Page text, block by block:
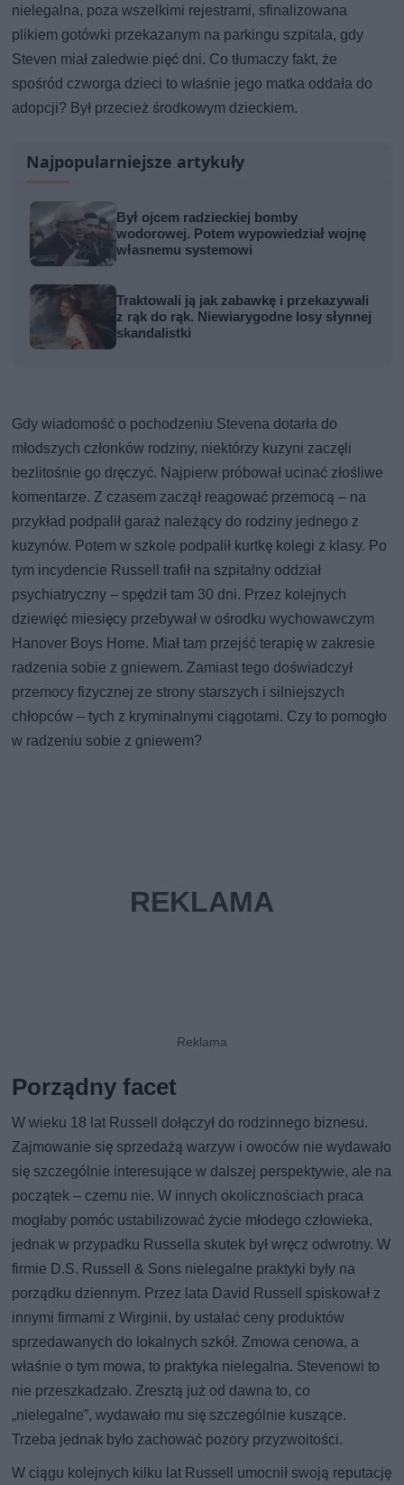
nielegalna, poza wszelkimi rejestrami, sfinalizowana
plikiem gotówki przekazanym na parkingu szpitala, gdy
Steven miał zaledwie pięć dni. Co tłumaczy fakt, że
spośród czworga dzieci to właśnie jego matka oddała do
adopcji? Był przecież środkowym dzieckiem.
Najpopularniejsze artykuły
Był ojcem radzieckiej bomby
wodorowej. Potem wypowiedział wojnę
własnemu systemowi
Traktowali ją jak zabawkę i przekazywali
z rąk do rąk. Niewiarygodne losy słynnej
skandalistki
Gdy wiadomość o pochodzeniu Stevena dotarła do
młodszych członków rodziny, niektórzy kuzyni zaczęli
bezlitośnie go dręczyć. Najpierw próbował ucinać złośliwe
komentarze. Z czasem zaczął reagować przemocą – na
przykład podpalił garaż należący do rodziny jednego z
kuzynów. Potem w szkole podpalił kurtkę kolegi z klasy. Po
tym incydencie Russell trafił na szpitalny oddział
psychiatryczny – spędził tam 30 dni. Przez kolejnych
dziewięć miesięcy przebywał w ośrodku wychowawczym
Hanover Boys Home. Miał tam przejść terapię w zakresie
radzenia sobie z gniewem. Zamiast tego doświadczył
przemocy fizycznej ze strony starszych i silniejszych
chłopców – tych z kryminalnymi ciągotami. Czy to pomogło
w radzeniu sobie z gniewem?
Porządny facet
W wieku 18 lat Russell dołączył do rodzinnego biznesu.
Zajmowanie się sprzedażą warzyw i owoców nie wydawało
się szczególnie interesujące w dalszej perspektywie, ale na
początek – czemu nie. W innych okolicznościach praca
mogłaby pomóc ustabilizować życie młodego człowieka,
jednak w przypadku Russella skutek był wręcz odwrotny. W
firmie D.S. Russell & Sons nielegalne praktyki były na
porządku dziennym. Przez lata David Russell spiskował z
innymi firmami z Wirginii, by ustalać ceny produktów
sprzedawanych do lokalnych szkół. Zmowa cenowa, a
właśnie o tym mowa, to praktyka nielegalna. Stevenowi to
nie przeszkadzało. Zresztą już od dawna to, co
„nielegalne”, wydawało mu się szczególnie kuszące.
Trzeba jednak było zachować pozory przyzwoitości.
W ciągu kolejnych kilku lat Russell umocnił swoją reputację